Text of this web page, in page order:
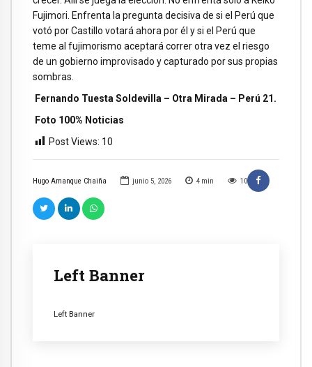
Hugo Amanque Chaiña junio 5, 2026 4 min 10
Left Banner
Left Banner
Fujimori. Enfrenta la pregunta decisiva de si el Perú que
votó por Castillo votará ahora por él y si el Perú que
teme al fujimorismo aceptará correr otra vez el riesgo
de un gobierno improvisado y capturado por sus propias
sombras.
Fernando Tuesta Soldevilla – Otra Mirada – Perú 21.
Foto 100% Noticias
Post Views: 10